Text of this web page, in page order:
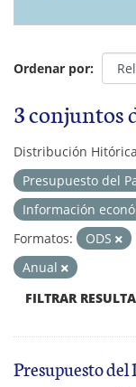
Ordenar por
3 conjuntos
Distribución
Presupuesto del
Información
Formatos:
ODS
Anual
FILTRAR
Presupuesto